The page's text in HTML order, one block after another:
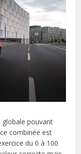
globale pouvant
combinée est
du 0 à 100